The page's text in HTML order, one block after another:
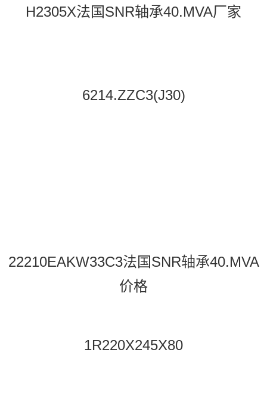
H2305X法国SNR轴承40.MVA厂家
6214.ZZC3(J30)
22210EAKW33C3法国SNR轴承40.MVA
价格
1R220X245X80